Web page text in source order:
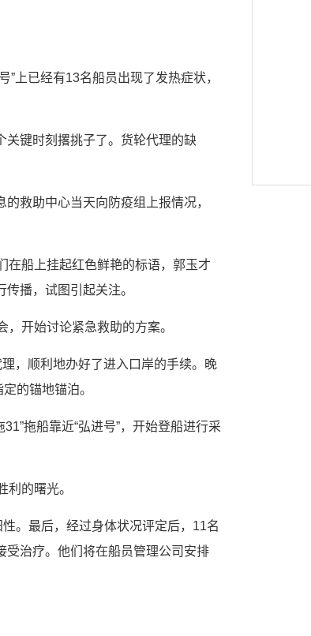
”上已经有13名船员出现了发热症状，
关键时刻撂挑子了。货轮代理的缺
救助中心当天向防疫组上报情况，
在船上挂起红色鲜艳的标语，郭玉才
播，试图引起关注。
开始讨论紧急救助的方案。
，顺利地办好了进入口岸的手续。晚
的锚地锚泊。
拖船靠近“弘进号”，开始登船进行采
的曙光。
。最后，经过身体状况评定后，11名
受治疗。他们将在船员管理公司安排